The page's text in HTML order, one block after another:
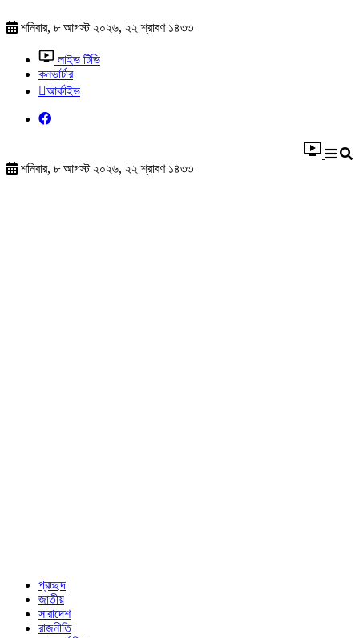
শনিবার, ৮ আগস্ট ২০২৬, ২২ শ্রাবণ ১৪৩৩
লাইভ টিভি
কনভার্টার
আর্কাইভ
শনিবার, ৮ আগস্ট ২০২৬, ২২ শ্রাবণ ১৪৩৩
প্রচ্ছদ
জাতীয়
সারাদেশ
রাজনীতি